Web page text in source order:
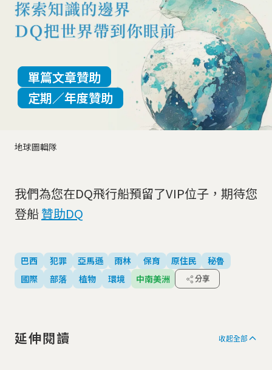
地球圖輯隊
單篇文章贊助
定期／年度贊助
我們為您在DQ飛行船預留了VIP位子，期待您
登船贊助DQ
巴西 犯罪 亞馬遜 雨林 保育 原住民
秘魯
國際
部落 植物 環境 中南美洲 分享
延伸閱讀 收起全部